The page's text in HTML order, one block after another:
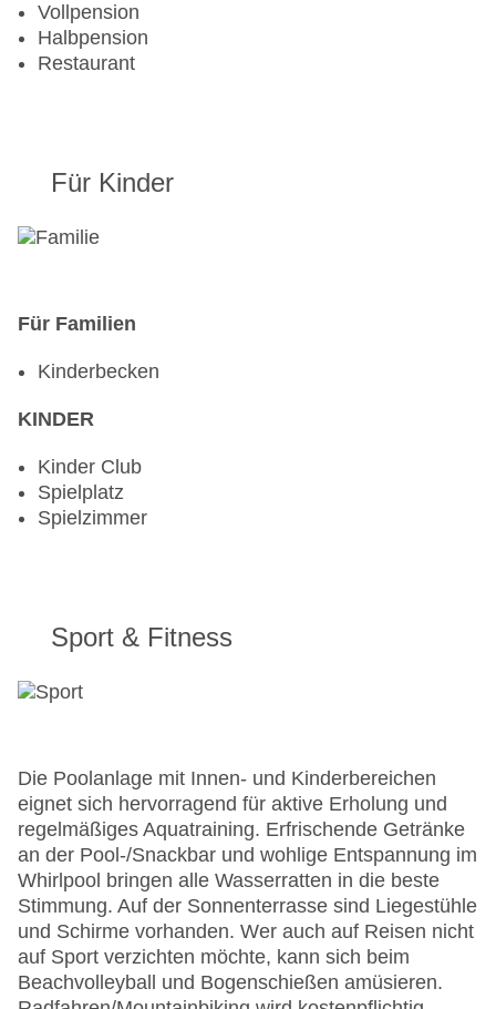
Vollpension
Halbpension
Restaurant
Für Kinder
Für Familien
Kinderbecken
KINDER
Kinder Club
Spielplatz
Spielzimmer
Sport & Fitness
Die Poolanlage mit Innen- und Kinderbereichen
eignet sich hervorragend für aktive Erholung und
regelmäßiges Aquatraining. Erfrischende Getränke
an der Pool-/Snackbar und wohlige Entspannung im
Whirlpool bringen alle Wasserratten in die beste
Stimmung. Auf der Sonnenterrasse sind Liegestühle
und Schirme vorhanden. Wer auch auf Reisen nicht
auf Sport verzichten möchte, kann sich beim
Beachvolleyball und Bogenschießen amüsieren.